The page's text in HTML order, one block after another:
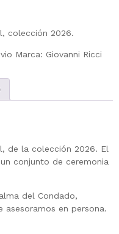
colección 2026.
Marca: Giovanni Ricci
de la colección 2026. El
conjunto de ceremonia
del Condado,
asesoramos en persona.